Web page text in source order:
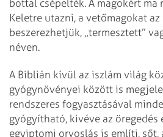
bottal csépelték. A magokért ma
Keletre utazni, a vetőmagokat
beszerezhetjük, „termesztett”
néven.
A Biblián kívül az iszlám világ
gyógynövényei között is
rendszeres fogyasztásával
gyógyítható, kivéve az öregedés
egyiptomi orvoslás is említi, sőt,